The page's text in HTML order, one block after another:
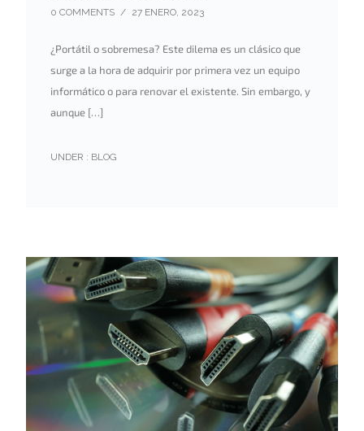
0 COMMENTS / 27 ENERO, 2023
¿Portátil o sobremesa? Este dilema es un clásico que
surge a la hora de adquirir por primera vez un equipo
informático o para renovar el existente. Sin embargo, y
aunque […]
UNDER : BLOG